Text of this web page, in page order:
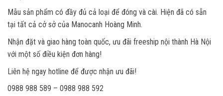
Mẫu sản phẩm có đầy đủ cả loại để đóng và cài. Hiện đã có sẵn
tại tất cả cở sở của Manocanh Hoàng Minh.
Nhận đặt và giao hàng toàn quốc, ưu đãi freeship nội thành Hà Nội
với một số điều kiện đơn hàng!
Liên hệ ngay hotline để được nhận ưu đãi!
0988 988 589 – 0988 988 592